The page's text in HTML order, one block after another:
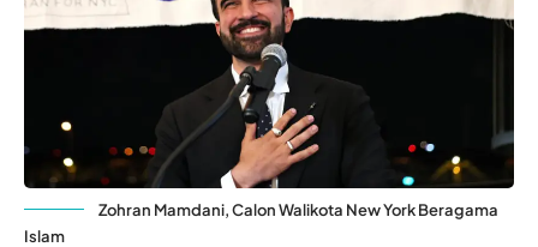
Zohran Mamdani, Calon Walikota New York Beragama
Islam